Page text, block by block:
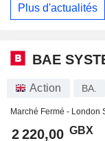
Plus d'actualités
BAE
Action BA.
Marché Fermé - London
2 220,00 GBX